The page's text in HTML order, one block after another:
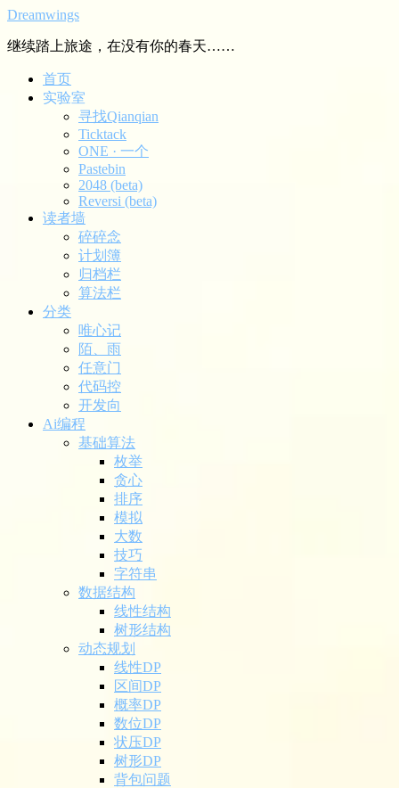
Dreamwings
继续踏上旅途，在没有你的春天……
首页
实验室
寻找Qianqian
Ticktack
ONE · 一个
Pastebin
2048 (beta)
Reversi (beta)
读者墙
碎碎念
计划簿
归档栏
算法栏
分类
唯心记
陌、雨
任意门
代码控
开发向
Ai编程
基础算法
枚举
贪心
排序
模拟
大数
技巧
字符串
数据结构
线性结构
树形结构
动态规划
线性DP
区间DP
概率DP
数位DP
状压DP
树形DP
背包问题